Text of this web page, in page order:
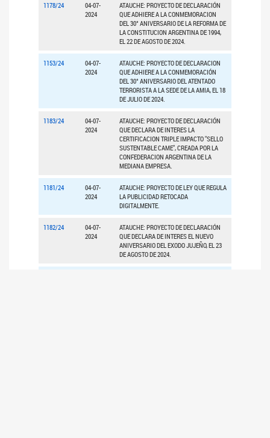
1178/24
04-07-
2024
ATAUCHE: PROYECTO DE DECLARACIÓN
QUE ADHIERE A LA CONMEMORACION
DEL 30° ANIVERSARIO DE LA REFORMA DE
LA CONSTITUCION ARGENTINA DE 1994,
EL 22 DE AGOSTO DE 2024.
1153/24
04-07-
2024
ATAUCHE: PROYECTO DE DECLARACION
QUE ADHIERE A LA CONMEMORACIÓN
DEL 30° ANIVERSARIO DEL ATENTADO
TERRORISTA A LA SEDE DE LA AMIA, EL 18
DE JULIO DE 2024.
1183/24
04-07-
2024
ATAUCHE: PROYECTO DE DECLARACIÓN
QUE DECLARA DE INTERES LA
CERTIFICACION TRIPLE IMPACTO "SELLO
SUSTENTABLE CAME", CREADA POR LA
CONFEDERACION ARGENTINA DE LA
MEDIANA EMPRESA.
1181/24
04-07-
2024
ATAUCHE: PROYECTO DE LEY QUE REGULA
LA PUBLICIDAD RETOCADA
DIGITALMENTE.
1182/24
04-07-
2024
ATAUCHE: PROYECTO DE DECLARACIÓN
QUE DECLARA DE INTERES EL NUEVO
ANIVERSARIO DEL EXODO JUJEÑO, EL 23
DE AGOSTO DE 2024.